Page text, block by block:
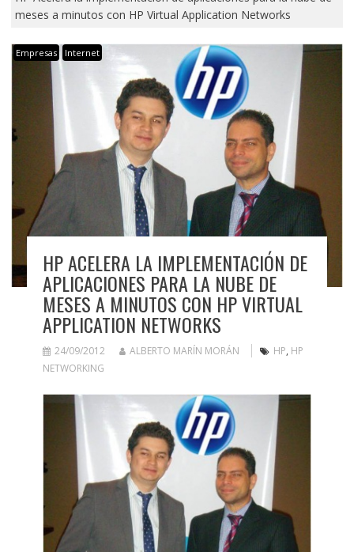
meses a minutos con HP Virtual Application Networks
Empresas Internet
HP ACELERA LA IMPLEMENTACIÓN DE
APLICACIONES PARA LA NUBE DE
MESES A MINUTOS CON HP VIRTUAL
APPLICATION NETWORKS
24/09/2012 ALBERTO MARÍN MORÁN HP, HP
NETWORKING